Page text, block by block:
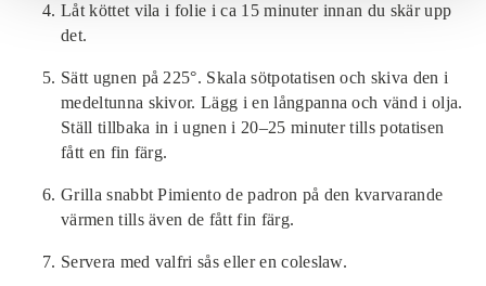
Låt köttet vila i folie i ca 15 minuter innan du skär upp
det.
Sätt ugnen på 225°. Skala sötpotatisen och skiva den i
medeltunna skivor. Lägg i en långpanna och vänd i olja.
Ställ tillbaka in i ugnen i 20–25 minuter tills potatisen
fått en fin färg.
Grilla snabbt Pimiento de padron på den kvarvarande
värmen tills även de fått fin färg.
Servera med valfri sås eller en coleslaw.